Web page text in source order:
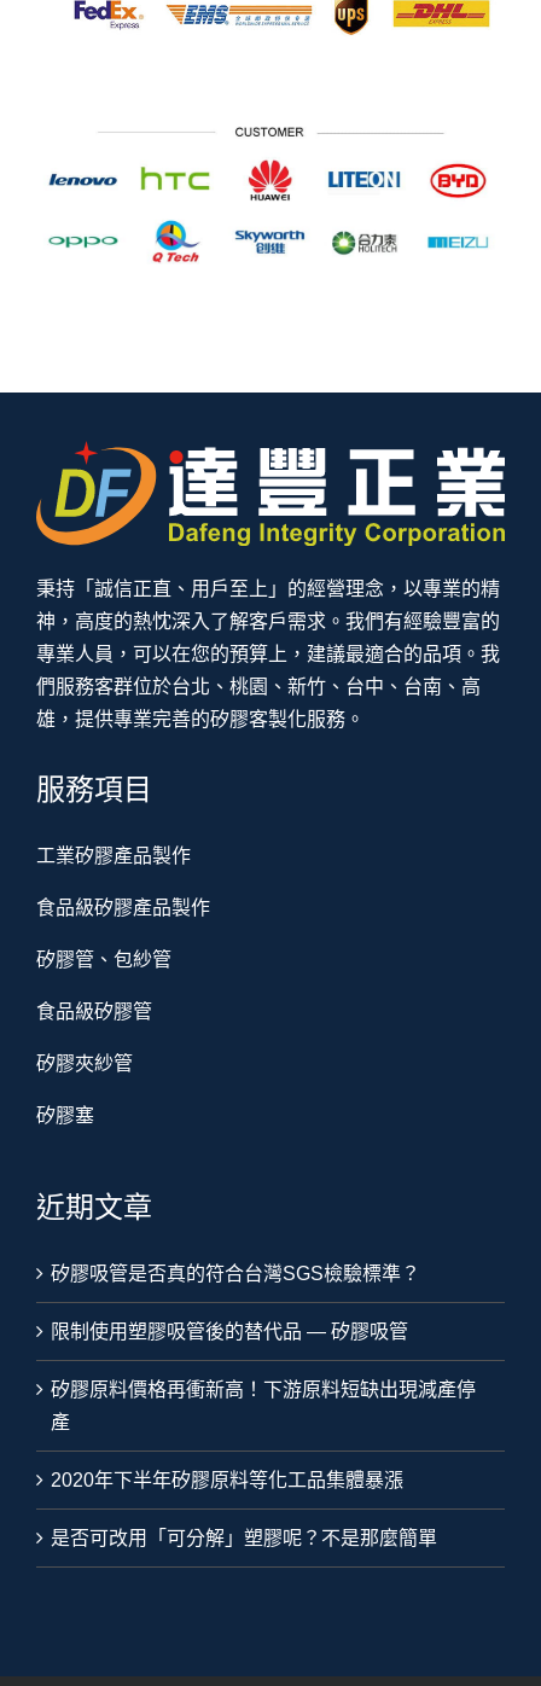
秉持「誠信正直、用戶至上」的經營理念，以專業的精
神，高度的熱忱深入了解客戶需求。我們有經驗豐富的
專業人員，可以在您的預算上，建議最適合的品項。我
們服務客群位於台北、桃園、新竹、台中、台南、高
雄，提供專業完善的矽膠客製化服務。
服務項目
工業矽膠產品製作
食品級矽膠產品製作
矽膠管、包紗管
食品級矽膠管
矽膠夾紗管
矽膠塞
近期文章
矽膠吸管是否真的符合台灣SGS檢驗標準？
限制使用塑膠吸管後的替代品 — 矽膠吸管
矽膠原料價格再衝新高！下游原料短缺出現減產停
產
2020年下半年矽膠原料等化工品集體暴漲
是否可改用「可分解」塑膠呢？不是那麼簡單